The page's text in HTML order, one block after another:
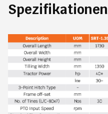
Spezifikationen